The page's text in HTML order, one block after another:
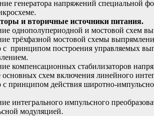
генератора напряжений специальной
и вторичные источники питания.
однополупериодной и мостовой схем
трёхфазной мостовой схемы
принципом построения управляемых
компенсационных стабилизаторов
схем включения линейного
принципом действия широтно-
интегрального импульсного
модуляцией.